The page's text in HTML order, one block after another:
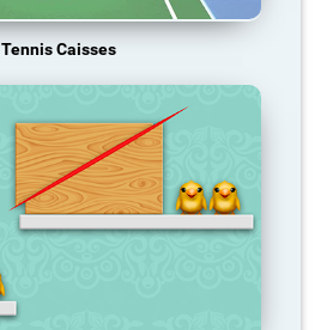
Tennis Caisses